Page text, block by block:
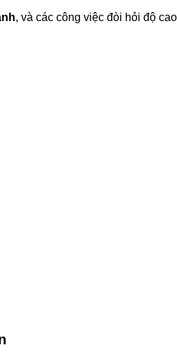
, và các công việc đòi hỏi độ